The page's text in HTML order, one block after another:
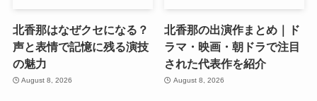
北香那はなぜクセになる？
声と表情で記憶に残る演技
の魅力
August 8, 2026
北香那の出演作まとめ｜ド
ラマ・映画・朝ドラで注目
された代表作を紹介
August 8, 2026